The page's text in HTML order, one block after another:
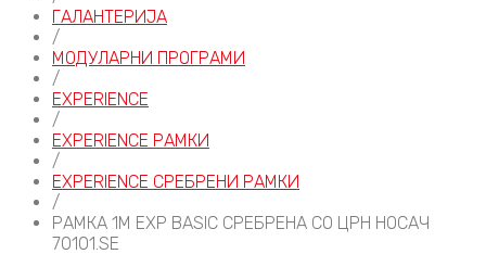
ГАЛАНТЕРИЈА
/
МОДУЛАРНИ ПРОГРАМИ
/
EXPERIENCE
/
EXPERIENCE РАМКИ
/
EXPERIENCE СРЕБРЕНИ РАМКИ
/
РАМКА 1M EXP BASIC СРЕБРЕНА СО ЦРН НОСАЧ
70101.SE